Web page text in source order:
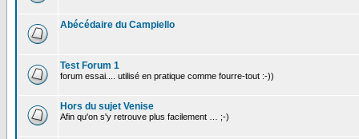
Abécédaire du Campiello
Test Forum 1
forum essai.... utilisé en pratique comme fourre-tout :-))
Hors du sujet Venise
Afin qu'on s'y retrouve plus facilement … ;-)